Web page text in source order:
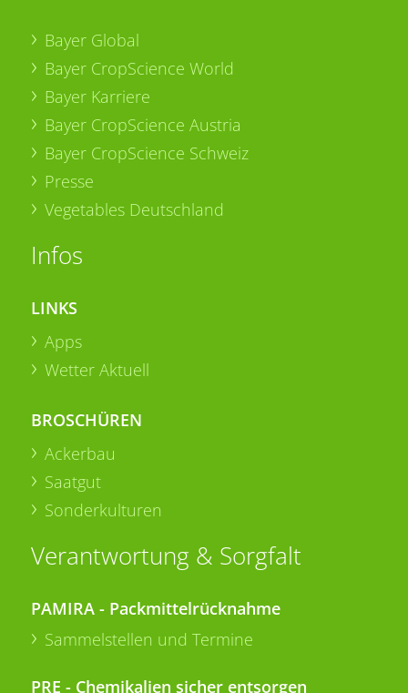
Bayer Global
Bayer CropScience World
Bayer Karriere
Bayer CropScience Austria
Bayer CropScience Schweiz
Presse
Vegetables Deutschland
Infos
LINKS
Apps
Wetter Aktuell
BROSCHÜREN
Ackerbau
Saatgut
Sonderkulturen
Verantwortung & Sorgfalt
PAMIRA - Packmittelrücknahme
Sammelstellen und Termine
PRE - Chemikalien sicher entsorgen